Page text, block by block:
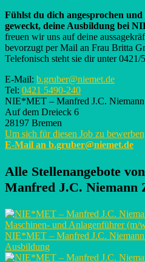
Fühlst du dich angesprochen
geweckt, deine Ausbildung bei
freuen wir uns auf deine
bevorzugt per Mail an Frau Britta
Telefonisch steht sie dir unter
E-Mail: b.gruber@niemet.de
Tel: 0421 5490-240
NIE*MET – Manfred J.C.
Auf dem Dreieck 6
28197 Bremen
Um sich für diesen Job zu
E-Mail an b.gruber@niemet.de
Alle Stellenangebote von
Manfred J.C. Niemann
Maschinen- und Anlagenführer (m/
NIE*MET – Manfred J.C.
Ausbildung